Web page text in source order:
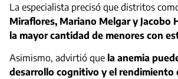
La especialista precisó que distritos
Miraflores, Mariano Melgar y Jacobo
la mayor cantidad de menores con
Asimismo, advirtió que la anemia
desarrollo cognitivo y el rendimiento